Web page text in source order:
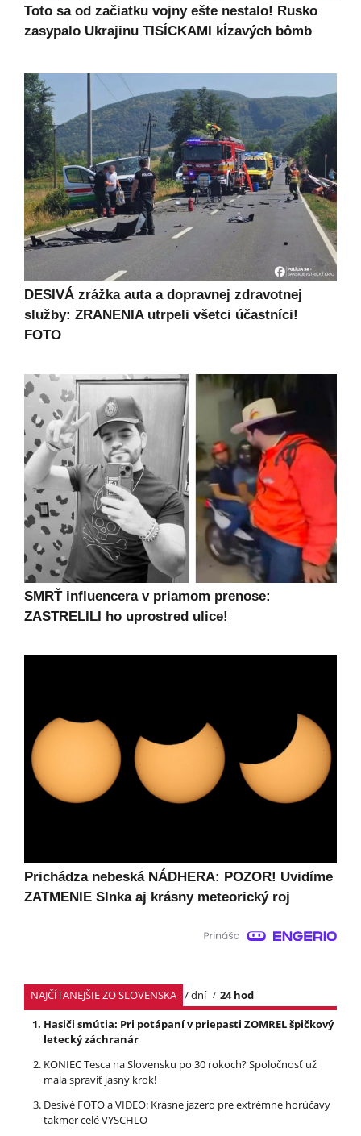
Toto sa od začiatku vojny ešte nestalo! Rusko
zasypalo Ukrajinu TISÍCKAMI kĺzavých bômb
DESIVÁ zrážka auta a dopravnej zdravotnej
služby: ZRANENIA utrpeli všetci účastníci!
FOTO
SMRŤ influencera v priamom prenose:
ZASTRELILI ho uprostred ulice!
Prichádza nebeská NÁDHERA: POZOR! Uvidíme
ZATMENIE Slnka aj krásny meteorický roj
NAJČÍTANEJŠIE ZO SLOVENSKA 7 dní
24 hod
Hasiči smútia: Pri potápaní v priepasti ZOMREL špičkový
letecký záchranár
KONIEC Tesca na Slovensku po 30 rokoch? Spoločnosť už
mala spraviť jasný krok!
Desivé FOTO a VIDEO: Krásne jazero pre extrémne horúčavy
takmer celé VYSCHLO